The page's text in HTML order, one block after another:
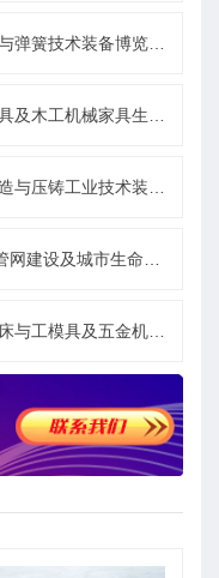
术装备博览会6月18举办
家具生产设备博览会6月18举办
业技术装备博览会6月18举办
及城市生命安全线展览会
及五金机电博览会6月18举办